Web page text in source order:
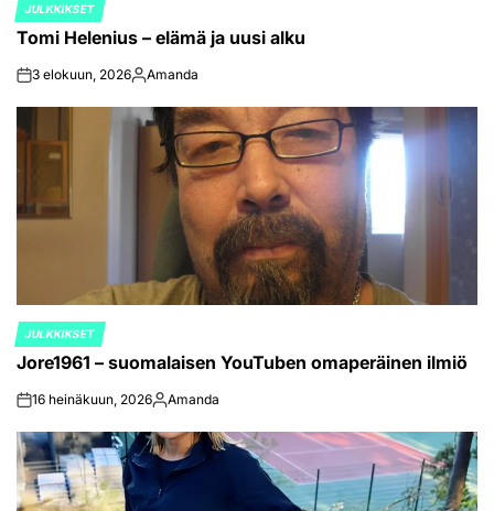
POSTED
IN
JULKKIKSET
Tomi Helenius – elämä ja uusi alku
on3 elokuun, 2026Posted
Amanda
POSTED
IN
JULKKIKSET
Jore1961 – suomalaisen YouTuben omaperäinen ilmiö
on16 heinäkuun, 2026Posted
Amanda